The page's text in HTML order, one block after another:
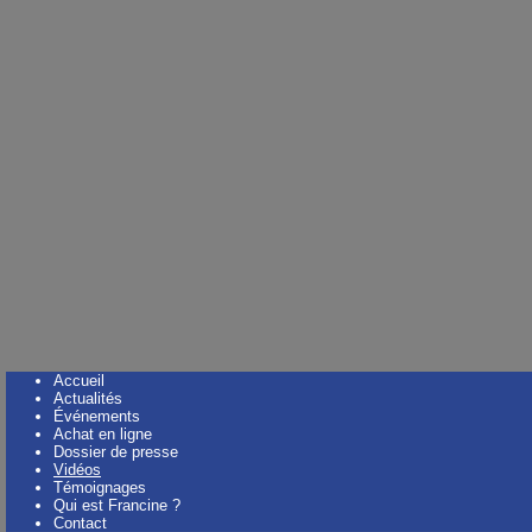
Accueil
Actualités
Événements
Achat en ligne
Dossier de presse
Vidéos
Témoignages
Qui est Francine ?
Contact